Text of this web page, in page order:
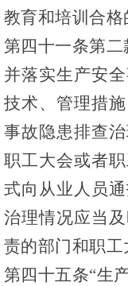
教育和培训合格
第四十一条第
并落实生产安
技术、管理措
事故隐患排查
职工大会或者
式向从业人员
治理情况应当
责的部门和职工
第四十五条“生